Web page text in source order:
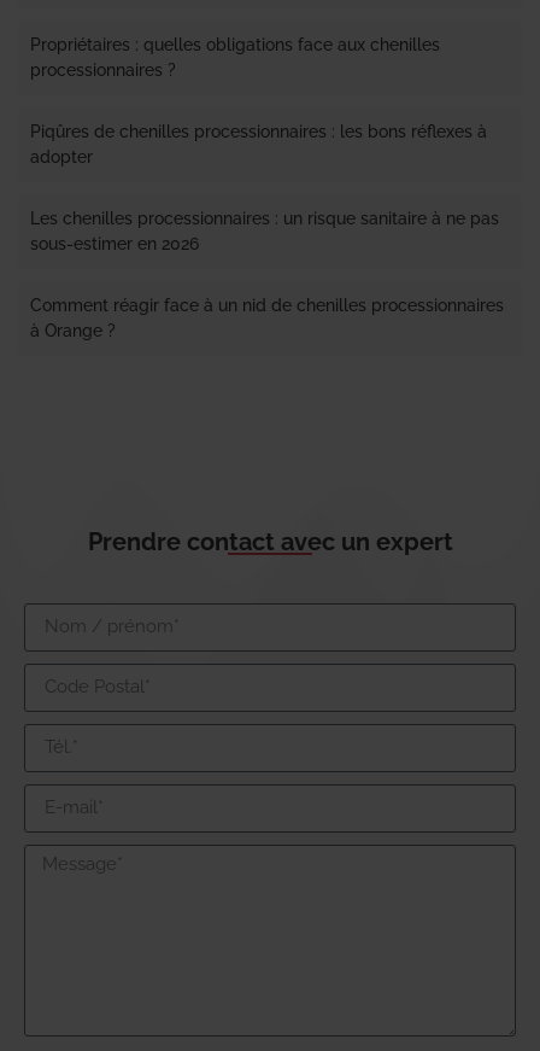
Propriétaires : quelles obligations face aux chenilles
processionnaires ?
Piqûres de chenilles processionnaires : les bons réflexes à
adopter
Les chenilles processionnaires : un risque sanitaire à ne pas
sous-estimer en 2026
Comment réagir face à un nid de chenilles processionnaires
à Orange ?
Prendre contact avec un expert